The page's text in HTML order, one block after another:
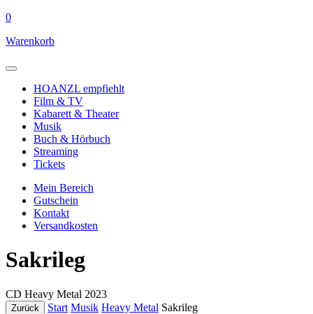
0
Warenkorb
HOANZL empfiehlt
Film & TV
Kabarett & Theater
Musik
Buch & Hörbuch
Streaming
Tickets
Mein Bereich
Gutschein
Kontakt
Versandkosten
Sakrileg
CD Heavy Metal 2023
Zurück Start Musik Heavy Metal Sakrileg